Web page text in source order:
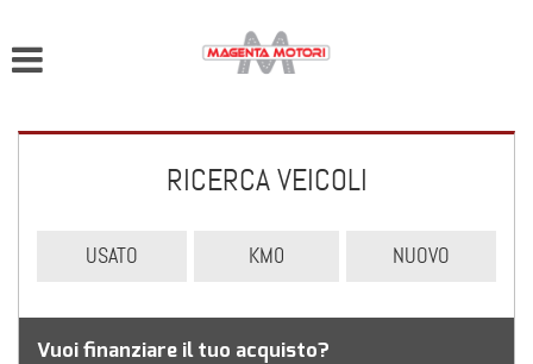
RICERCA VEICOLI
USATO KM0 NUOVO
Vuoi finanziare il tuo acquisto?